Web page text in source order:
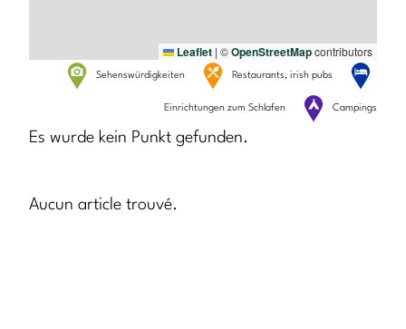
Leaflet | ©OpenStreetMapcontributors
Sehenswürdigkeiten Restaurants, irish pubs
Einrichtungen zum Schlafen Campings
Es wurde kein Punkt gefunden.
Aucun article trouvé.